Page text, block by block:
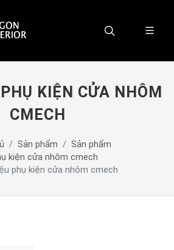
KIỆN CỬA NHÔM
CMECH
Sản phẩm
Sản phẩm
kiện cửa nhôm cmech
phụ kiện cửa nhôm cmech